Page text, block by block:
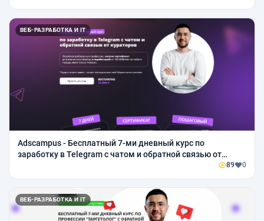
ВЕБ-РАЗРАБОТКА И IT
Аdscampus - Бесплатный 7-ми дневный курс по
заработку в Telegram с чатом и обратной связью от
89 0
ВЕБ-РАЗРАБОТКА И IT